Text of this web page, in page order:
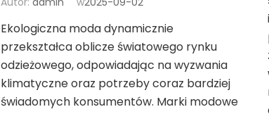
Ekologiczna moda dynamicznie
przekształca oblicze światowego rynku
odzieżowego, odpowiadając na wyzwania
klimatyczne oraz potrzeby coraz bardziej
świadomych konsumentów. Marki modowe